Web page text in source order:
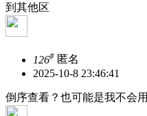
到其他区
126# 匿名
2025-10-8 23:46:41
倒序查看？也可能是我不会用